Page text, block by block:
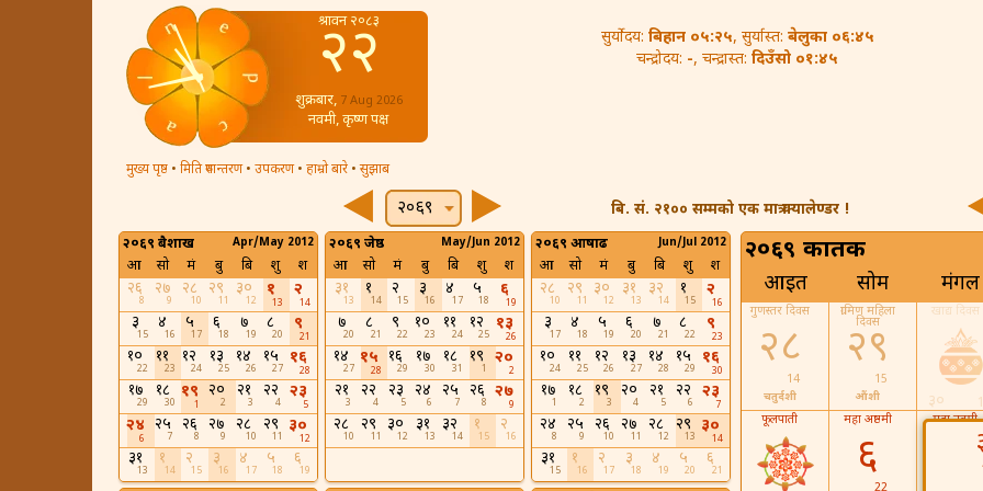
श्रावन २०८३
२२
शुक्रबार, 7 Aug 2026
नवमी, कृष्ण पक्ष
सुर्योदय: बिहान ०५:२५, सुर्यास्त: बेलुका ०६:४५
चन्द्रोदय: -, चन्द्रास्त: दिउँसो ०१:४५
बि. सं. २१०० सम्मको एक मात्र क्यालेण्डर !
मुख्य पृष्ठ • मिति रुपान्तरण• उपकरण• हाम्रो बारे •सुझाब
२०६९
२०६९ बैशाख Apr/May 2012
आ सो मं बु बि शु श
२६
8
२७
9
२८
10
२९
11
३०
12
१
13
२
14
३
15
४
16
५
17
६
18
७
19
८
20
९
21
१०
22
११
23
१२
24
१३
25
१४
26
१५
27
१६
28
१७
29
१८
30
१९
1
२०
2
२१
3
२२
4
२३
5
२४
6
२५
7
२६
8
२७
9
२८
10
२९
11
३०
12
३१
13
१
14
२
15
३
16
४
17
५
18
६
19
२०६९ जेष्ठ May/Jun 2012
आ सो मं बु बि शु श
३१
13
१
14
२
15
३
16
४
17
५
18
६
19
७
20
८
21
९
22
१०
23
११
24
१२
25
१३
26
१४
27
१५
28
१६
29
१७
30
१८
31
१९
1
२०
2
२१
3
२२
4
२३
5
२४
6
२५
7
२६
8
२७
9
२८
10
२९
11
३०
12
३१
13
३२
14
१
15
२
16
२०६९ आषाढ Jun/Jul 2012
आ सो मं बु बि शु श
२८
10
२९
11
३०
12
३१
13
३२
14
१
15
२
16
३
17
४
18
५
19
६
20
७
21
८
22
९
23
१०
24
११
25
१२
26
१३
27
१४
28
१५
29
१६
30
१७
1
१८
2
१९
3
२०
4
२१
5
२२
6
२३
7
२४
8
२५
9
२६
10
२७
11
२८
12
२९
13
३०
14
३१
15
१
16
२
17
३
18
४
19
५
20
६
21
२०६९ कार्तिक
आइत सोम मंगल
गुणस्तर दिवस
२८
14
चतुर्दशी
ग्रामिण महिला
दिवस
२९
15
औंशी
खाद्य दिवस
३०
फूलपाती महा अष्ठमी
६
22
महा नवमी